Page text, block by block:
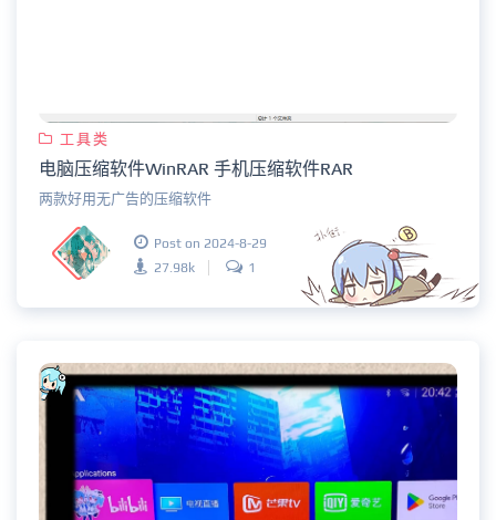
工具类
电脑压缩软件WinRAR 手机压缩软件RAR
两款好用无广告的压缩软件
Post on 2024-8-29
27.98k
1